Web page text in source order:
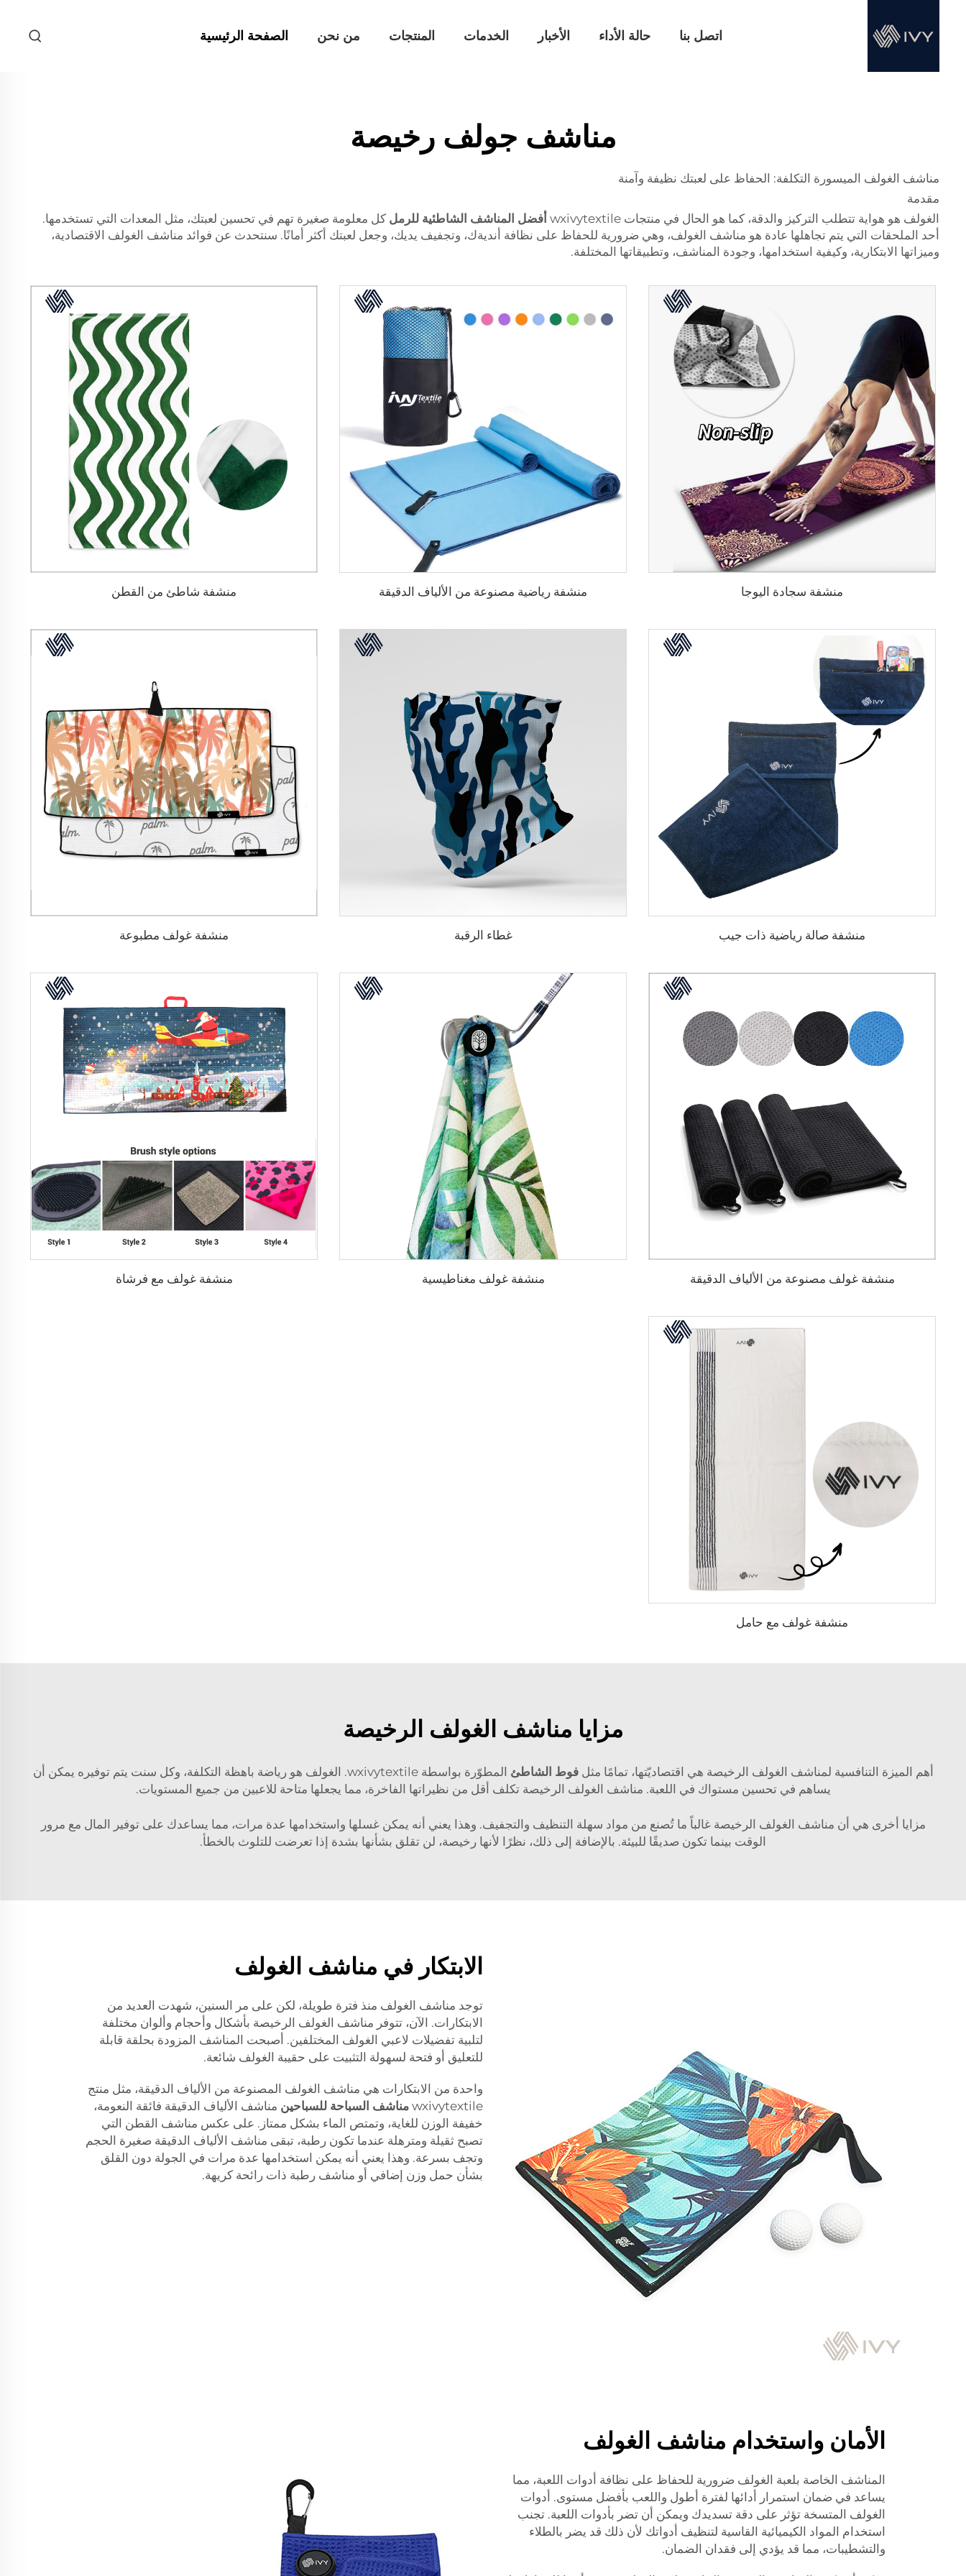
الصفحة الرئيسية من نحن المنتجات الخدمات الأخبار حالة الأداء اتصل بنا
مناشف جولف رخيصة
مناشف الغولف الميسورة التكلفة: الحفاظ على لعبتك نظيفة وآمنة
مقدمة
الغولف هو هواية تتطلب التركيز والدقة، كما هو الحال في منتجات wxivytextile
أفضل المناشف الشاطئية للرمل كل معلومة صغيرة تهم في تحسين لعبتك، مثل المعدات التي تستخدمها.
أحد الملحقات التي يتم تجاهلها عادة هو مناشف الغولف، وهي ضرورية للحفاظ على نظافة أنديةك، وتجفيف يديك، وجعل لعبتك أكثر أمانًا. سنتحدث عن فوائد مناشف الغولف الاقتصادية،
وميزاتها الابتكارية، وكيفية استخدامها، وجودة المناشف، وتطبيقاتها المختلفة.
منشفة سجادة اليوجا منشفة رياضية مصنوعة من الألياف الدقيقة منشفة شاطئ من القطن
منشفة صالة رياضية ذات جيب غطاء الرقبة منشفة غولف مطبوعة
منشفة غولف مصنوعة من الألياف الدقيقة منشفة غولف مغناطيسية منشفة غولف مع فرشاة
منشفة غولف مع حامل
مزايا مناشف الغولف الرخيصة
أهم الميزة التنافسية لمناشف الغولف الرخيصة هي اقتصاديّتها، تمامًا مثلفوط الشاطئ
المطوّرة بواسطة wxivytextile. الغولف هو رياضة باهظة التكلفة، وكل سنت يتم توفيره يمكن أن
يساهم في تحسين مستواك في اللعبة. مناشف الغولف الرخيصة تكلف أقل من نظيراتها الفاخرة، مما يجعلها متاحة للاعبين من جميع المستويات.
مزايا أخرى هي أن مناشف الغولف الرخيصة غالباً ما تُصنع من مواد سهلة التنظيف والتجفيف. وهذا يعني أنه يمكن غسلها واستخدامها عدة مرات، مما يساعدك على توفير المال مع مرور
الوقت بينما تكون صديقًا للبيئة. بالإضافة إلى ذلك، نظرًا لأنها رخيصة، لن تقلق بشأنها بشدة إذا تعرضت للتلوث بالخطأ.
الابتكار في مناشف الغولف
توجد مناشف الغولف منذ فترة طويلة، لكن على مر السنين، شهدت العديد من
الابتكارات. الآن، تتوفر مناشف الغولف الرخيصة بأشكال وأحجام وألوان مختلفة
لتلبية تفضيلات لاعبي الغولف المختلفين. أصبحت المناشف المزودة بحلقة قابلة
للتعليق أو فتحة لسهولة التثبيت على حقيبة الغولف شائعة.
واحدة من الابتكارات هي مناشف الغولف المصنوعة من الألياف الدقيقة، مثل منتج
wxivytextile مناشف السباحة للسباحين مناشف الألياف الدقيقة فائقة النعومة،
خفيفة الوزن للغاية، وتمتص الماء بشكل ممتاز. على عكس مناشف القطن التي
تصبح ثقيلة ومترهلة عندما تكون رطبة، تبقى مناشف الألياف الدقيقة صغيرة الحجم
وتجف بسرعة. وهذا يعني أنه يمكن استخدامها عدة مرات في الجولة دون القلق
بشأن حمل وزن إضافي أو مناشف رطبة ذات رائحة كريهة.
الأمان واستخدام مناشف الغولف
المناشف الخاصة بلعبة الغولف ضرورية للحفاظ على نظافة أدوات اللعبة، مما
يساعد في ضمان استمرار أدائها لفترة أطول واللعب بأفضل مستوى. أدوات
الغولف المتسخة تؤثر على دقة تسديدك ويمكن أن تضر بأدوات اللعبة. تجنب
استخدام المواد الكيميائية القاسية لتنظيف أدواتك لأن ذلك قد يضر بالطلاء
والتشطيبات، مما قد يؤدي إلى فقدان الضمان.